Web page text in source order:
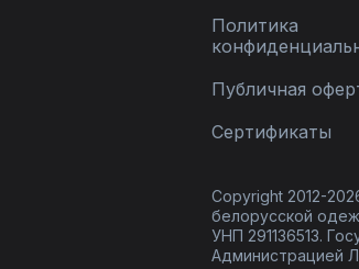
Политика
Публичная
Сертификаты
Copyright 2012-
белорусской
УНП 291136513.
Администрацией